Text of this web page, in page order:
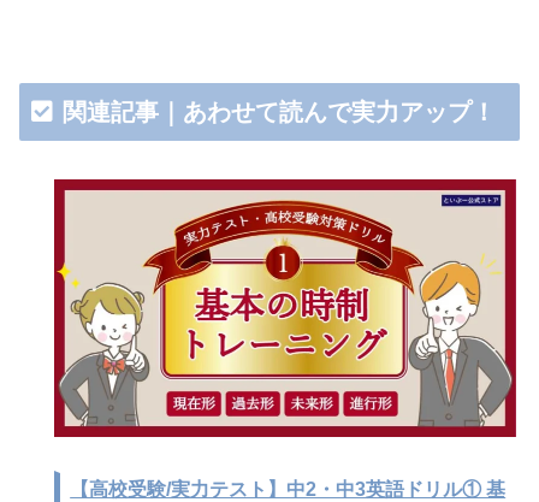
関連記事｜あわせて読んで実力アップ！
【高校受験/実力テスト】中2・中3英語ドリル① 基